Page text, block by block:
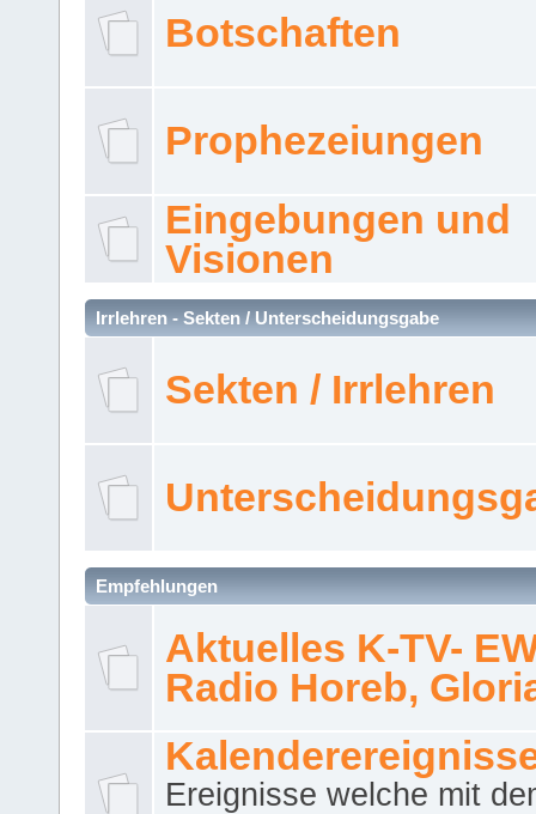
Botschaften
Prophezeiungen
Eingebungen und
Visionen
Irrlehren - Sekten / Unterscheidungsgabe
Sekten / Irrlehren
Empfehlungen
Aktuelles K-TV-
Radio Horeb,
Ereignisse welche mit